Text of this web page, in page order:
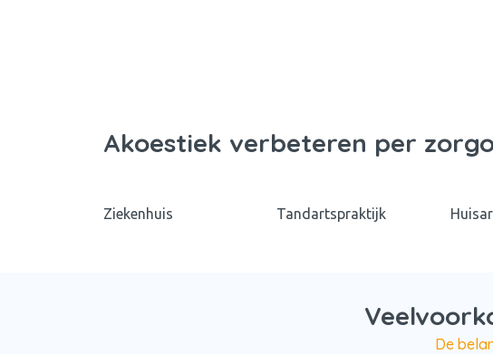
Akoestiek verbeteren per
Ziekenhuis Tandartspraktijk
De